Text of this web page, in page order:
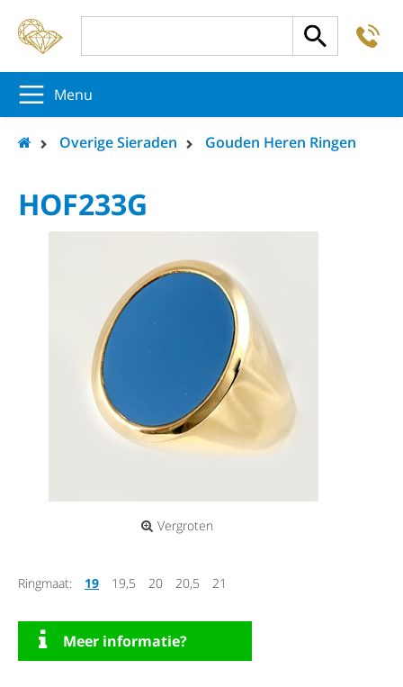
Menu
Overige Sieraden Gouden Heren Ringen
HOF233G
Vergroten
Ringmaat: 19 19,5 20 20,5 21
Meer informatie?